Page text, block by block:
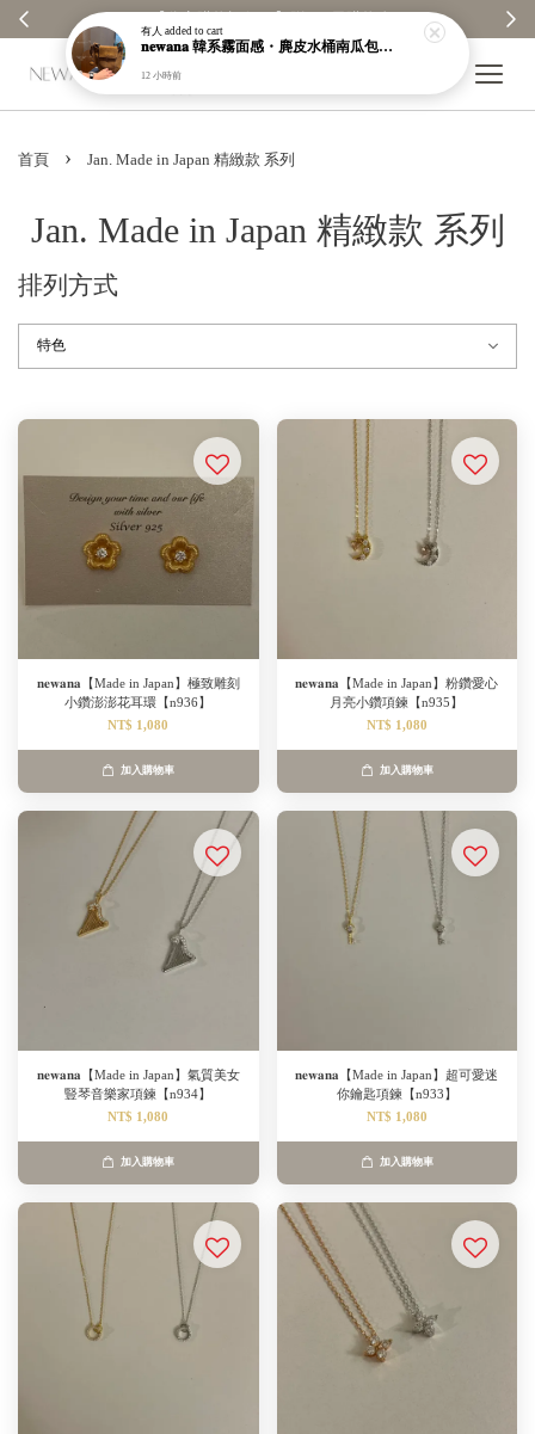
首頁 › Jan. Made in Japan 精緻款 系列
Jan. Made in Japan 精緻款 系列
排列方式
𝐧𝐞𝐰𝐚𝐧𝐚【Made in Japan】極致雕刻
小鑽澎澎花耳環【n936】
NT$ 1,080
加入購物車
𝐧𝐞𝐰𝐚𝐧𝐚【Made in Japan】粉鑽愛心
月亮小鑽項鍊【n935】
NT$ 1,080
加入購物車
𝐧𝐞𝐰𝐚𝐧𝐚【Made in Japan】氣質美女
豎琴音樂家項鍊【n934】
NT$ 1,080
加入購物車
𝐧𝐞𝐰𝐚𝐧𝐚【Made in Japan】超可愛迷
你鑰匙項鍊【n933】
NT$ 1,080
加入購物車
有人 added to cart
𝐧𝐞𝐰𝐚𝐧𝐚 韓系霧面感・麂皮水桶南瓜包｜通勤日常包｜高級皮革｜現貨＋預購【nk62】
12 小時前